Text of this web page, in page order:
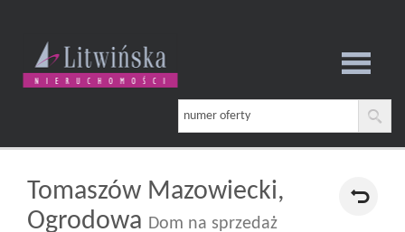
Strona
główna
Tomaszów Mazowiecki,
Ogrodowa Dom na sprzedaż